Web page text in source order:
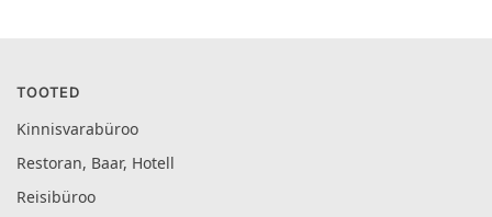
TOOTED
Kinnisvarabüroo
Restoran, Baar, Hotell
Reisibüroo